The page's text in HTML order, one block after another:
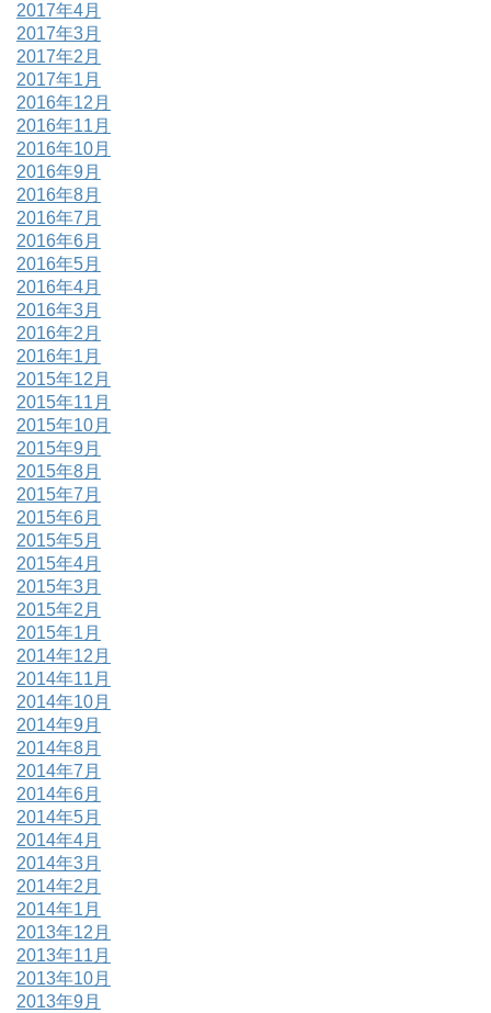
2017年4月
2017年3月
2017年2月
2017年1月
2016年12月
2016年11月
2016年10月
2016年9月
2016年8月
2016年7月
2016年6月
2016年5月
2016年4月
2016年3月
2016年2月
2016年1月
2015年12月
2015年11月
2015年10月
2015年9月
2015年8月
2015年7月
2015年6月
2015年5月
2015年4月
2015年3月
2015年2月
2015年1月
2014年12月
2014年11月
2014年10月
2014年9月
2014年8月
2014年7月
2014年6月
2014年5月
2014年4月
2014年3月
2014年2月
2014年1月
2013年12月
2013年11月
2013年10月
2013年9月